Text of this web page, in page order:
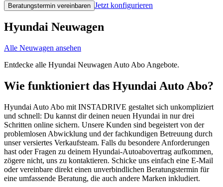
Beratungstermin vereinbaren Jetzt konfigurieren
Hyundai Neuwagen
Alle Neuwagen ansehen
Entdecke alle Hyundai Neuwagen Auto Abo Angebote.
Wie funktioniert das Hyundai Auto Abo?
Hyundai Auto Abo mit INSTADRIVE gestaltet sich unkompliziert
und schnell: Du kannst dir deinen neuen Hyundai in nur drei
Schritten online sichern. Unsere Kunden sind begeistert von der
problemlosen Abwicklung und der fachkundigen Betreuung durch
unser versiertes Verkaufsteam. Falls du besondere Anforderungen
hast oder Fragen zu deinem Hyundai-Autoabovertrag aufkommen,
zögere nicht, uns zu kontaktieren. Schicke uns einfach eine E-Mail
oder vereinbare direkt einen unverbindlichen Beratungstermin für
eine umfassende Beratung, die auch andere Marken inkludiert.